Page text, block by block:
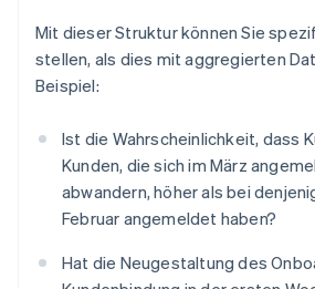
Mit dieser Struktur können Sie
stellen, als dies mit aggregierten
Beispiel:
Ist die Wahrscheinlichkeit, dass
Kunden, die sich im März
abwandern, höher als bei
Februar angemeldet haben?
Hat die Neugestaltung des